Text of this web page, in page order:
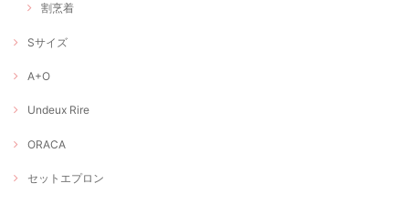
割烹着
Sサイズ
A+O
Undeux Rire
ORACA
セットエプロン